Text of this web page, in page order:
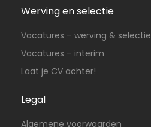
Werving en selectie
Vacatures – werving & selectie
Vacatures – interim
Laat je CV achter!
Legal
Algemene voorwaarden